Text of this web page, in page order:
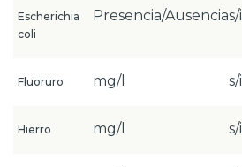
Escherichia
coli
Presencia/Ausencias/i
Fluoruro mg/l s/i
Hierro mg/l s/i